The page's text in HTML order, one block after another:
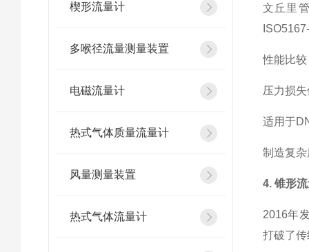
楔形流量计
多喉径流量测量装置
电磁流量计
热式气体质量流量计
风量测量装置
热式气体流量计
文丘里
性能比较
压力损
适用于
制造复
4. 锥形
2016年
打破了